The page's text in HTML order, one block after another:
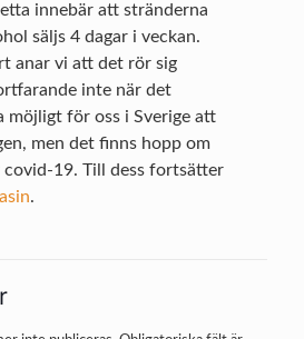
innebär att stränderna
säljs 4 dagar i veckan.
anar vi att det rör sig
inte när det
möjligt för oss i Sverige att
men det finns hopp om
19. Till dess fortsätter
.